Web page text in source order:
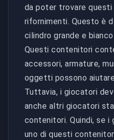
da poter trovare
rifornimenti. Questo è
cilindro grande e
Questi contenitori
accessori, armature,
oggetti possono
Tuttavia, i giocatori
anche altri giocatori
contenitori. Quindi, se
uno di questi